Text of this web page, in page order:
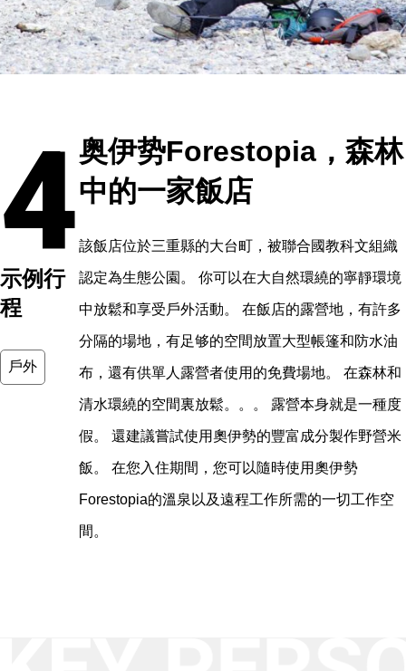
4
示例行
程
戶外
奥伊势Forestopia，森林
中的一家飯店
該飯店位於三重縣的大台町，被聯合國教科文組織
認定為生態公園。 你可以在大自然環繞的寧靜環境
中放鬆和享受戶外活動。 在飯店的露營地，有許多
分隔的場地，有足够的空間放置大型帳篷和防水油
布，還有供單人露營者使用的免費場地。 在森林和
清水環繞的空間裏放鬆。。。 露營本身就是一種度
假。 還建議嘗試使用奧伊勢的豐富成分製作野營米
飯。 在您入住期間，您可以隨時使用奧伊勢
Forestopia的溫泉以及遠程工作所需的一切工作空
間。